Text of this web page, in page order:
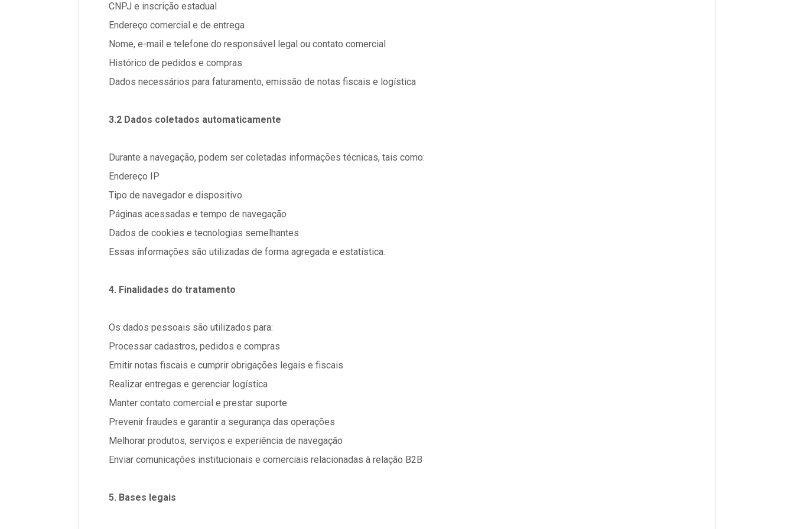
CNPJ e inscrição estadual
Endereço comercial e de entrega
Nome, e-mail e telefone do responsável legal ou contato comercial
Histórico de pedidos e compras
Dados necessários para faturamento, emissão de notas fiscais e logística
3.2 Dados coletados automaticamente
Durante a navegação, podem ser coletadas informações técnicas, tais como:
Endereço IP
Tipo de navegador e dispositivo
Páginas acessadas e tempo de navegação
Dados de cookies e tecnologias semelhantes
Essas informações são utilizadas de forma agregada e estatística.
4. Finalidades do tratamento
Os dados pessoais são utilizados para:
Processar cadastros, pedidos e compras
Emitir notas fiscais e cumprir obrigações legais e fiscais
Realizar entregas e gerenciar logística
Manter contato comercial e prestar suporte
Prevenir fraudes e garantir a segurança das operações
Melhorar produtos, serviços e experiência de navegação
Enviar comunicações institucionais e comerciais relacionadas à relação B2B
5. Bases legais